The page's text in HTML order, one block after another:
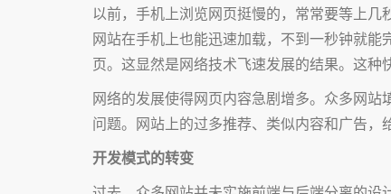
以前，手机上浏览网页挺慢的，常常要等上
网站在手机上也能迅速加载，不到一秒钟就
页。这显然是网络技术飞速发展的结果。这种
网络的发展使得网页内容急剧增多。众多网
问题。网站上的过多推荐、类似内容和广告，
开发模式的转变